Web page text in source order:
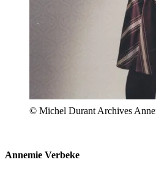
© Michel Durant Archives
Annemie Verbeke